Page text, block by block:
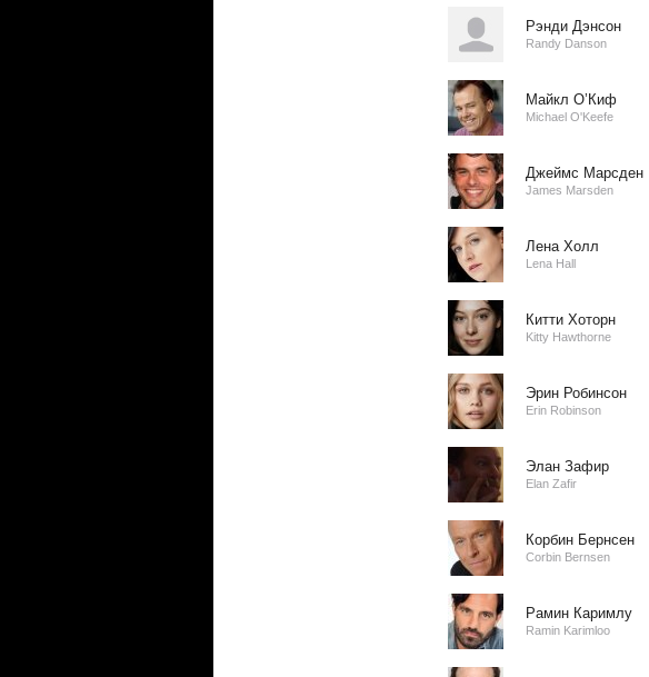
Рэнди Дэнсон
Randy Danson
Майкл О’Киф
Michael O'Keefe
Джеймс Марсден
James Marsden
Лена Холл
Lena Hall
Китти Хоторн
Kitty Hawthorne
Эрин Робинсон
Erin Robinson
Элан Зафир
Elan Zafir
Корбин Бернсен
Corbin Bernsen
Рамин Каримлу
Ramin Karimloo